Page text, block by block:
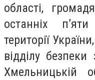
області,
останніх
території
відділу
Хмельницькій